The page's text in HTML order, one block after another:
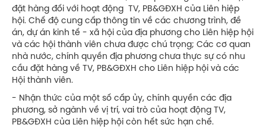
đặt hàng đối với hoạt động TV, PB&GĐXH của Liên hiệp
hội. Chế độ cung cấp thông tin về các chương trình, đề
án, dự án kinh tế - xã hội của địa phương cho Liên hiệp hội
và các hội thành viên chưa được chú trọng; Các cơ quan
nhà nước, chính quyền địa phương chưa thực sự có nhu
cầu đặt hàng về TV, PB&GĐXH cho Liên hiệp hội và các
Hội thành viên.
- Nhận thức của một số cấp ủy, chính quyền các địa
phương, sở ngành về vị trí, vai trò của hoạt động TV,
PB&GĐXH của Liên hiệp hội còn hết sức hạn chế.